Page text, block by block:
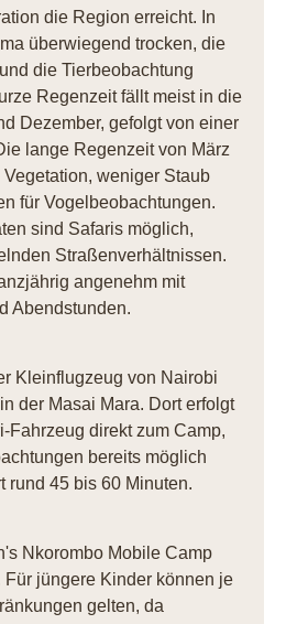
die Region erreicht. In
überwiegend trocken, die
die Tierbeobachtung
Regenzeit fällt meist in die
Dezember, gefolgt von einer
lange Regenzeit von März
weniger Staub
für Vogelbeobachtungen.
sind Safaris möglich,
Straßenverhältnissen.
angenehm mit
Abendstunden.
Kleinflugzeug von Nairobi
der Masai Mara. Dort erfolgt
Fahrzeug direkt zum Camp,
bereits möglich
rund 45 bis 60 Minuten.
Nkorombo Mobile Camp
jüngere Kinder können je
gelten, da